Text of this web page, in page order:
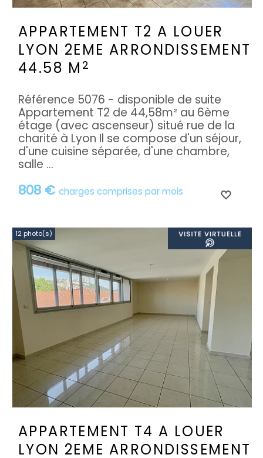
APPARTEMENT T2 A LOUER
LYON 2EME ARRONDISSEMENT
44.58 M 2
808 € charges comprises par mois
Référence 5076 - disponible de suite
Appartement T2 de 44,58m² au 6ème
étage (avec ascenseur) situé rue de la
charité à Lyon Il se compose d'un séjour,
d'une cuisine séparée, d'une chambre,
salle ...
12 photo(s)
APPARTEMENT T4 A LOUER
LYON 2EME ARRONDISSEMENT